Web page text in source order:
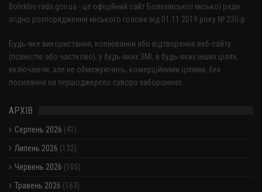
Bolekhiv-rada.gov.ua - це офіційний сайт Болехівської міської ради
згідно розпорядження міського голови від 01.11.2019 року № 235-р
Будь-яке використання, копіювання або відтворення веб-сайту
(повністю або частково), у будь-яких ЗМІ, в будь-яких інших цілях,
включаючи, але не обмежуючись, комерційними цілями, без
посилання на першоджерело суворо заборонено.
АРХІВ
Серпень 2026 (41)
Липень 2026 (132)
Червень 2026 (105)
Травень 2026 (163)